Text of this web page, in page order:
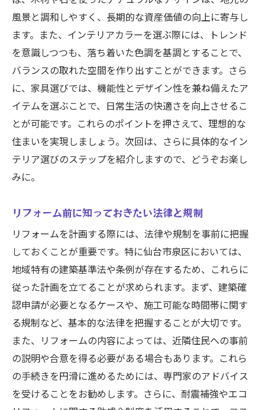
成功事例から学ぶリスク回避策
顧客満足度の高いリフォームの特徴
施工後のメンテナンス方法
リフォームのビフォーアフターで見る効果
成功事例に基づいた費用と効果の分析
風景と調和しやすく、長期的な資産価値の向上に寄与し
ます。また、インテリアカラーを選ぶ際には、トレンド
を意識しつつも、落ち着いた色調を基調とすることで、
バランスの取れた空間を作り出すことができます。さら
に、家具選びでは、機能性とデザイン性を兼ね備えたア
イテムを選ぶことで、日常生活の快適さを向上させるこ
とが可能です。これらのポイントを押さえて、理想的な
住まいを実現しましょう。次回は、さらに具体的なイン
テリア選びのステップを紹介しますので、どうぞお楽し
みに。
リフォーム前に知っておきたい法律と規制
リフォームを計画する際には、法律や規制を事前に把握
しておくことが重要です。特に仙台市泉区においては、
地域特有の建築基準法や条例が存在するため、これらに
従った計画を立てることが求められます。まず、建築確
認申請が必要となるケースや、施工可能な時間帯に関す
る規制など、基本的な法律を把握することが大切です。
また、リフォームの内容によっては、近隣住民への事前
の説明や合意を得る必要がある場合もあります。これら
の手続きを円滑に進めるためには、専門家のアドバイス
を受けることをお勧めします。さらに、耐震補強やエコ